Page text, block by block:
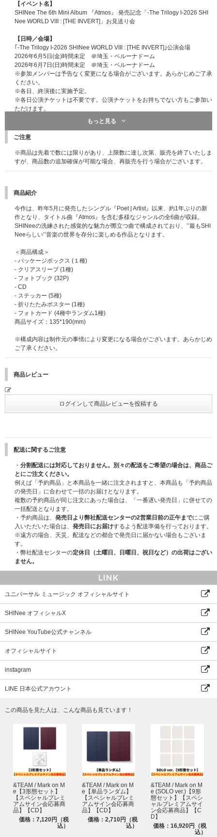
【イベント名】
SHINee The 6th Mini Album 『Atmos』 発売記念「-The Trilogy I-2026 SHI
Nee WORLD VIII : [THE INVERT]」お見送り会
【日時／会場】
｢-The Trilogy I-2026 SHINee WORLD VIII : [THE INVERT]｣公演会場
2026年6月5日(金)時間未定 ＠埼玉・ベルーナドーム
2026年6月7日(日)時間未定 ＠埼玉・ベルーナドーム
※参加メンバーは予告なく変更になる場合がございます。あらかじめご了承
ください。
※各日、終演後に実施予定。
※各日公演チケットは不要です。公演チケットをお持ちでない方もご参加い
ただけます。
2026年6月5日(金) 300名様
【販売期間とシリアルコード通知日時】
⇒シリアルコード通知日時：5月25日(月)20:00以降順次
【シリアルコード通知方法】
※「お見送り会応募抽選シリアルコード」は、UNIVERSAL MUSIC STORE
のマイページ内、お知らせ欄でご案内いたします。
※対象商品1点ご購入につき、「お見送り会応募抽選シリアルコード」を１
点差し上げます。全7形態10種セット購入の場合は「お見送り会応募抽選シ
リアルコード」を13点差し上げます。
※ご注文いただいた対象商品に応じた点数分の「お見送り会応募抽選シリア
ルコード」をお知らせいたします。
※ご案内するお見送り会応募抽選シリアルコードを使用して、応募期間内に
お客様ご自身でご応募いただく必要がございます。ご応募いただかないと抽
選申込完了にはなりませんのでご注意ください。
※いかなる理由においても、「お見送り会応募抽選シリアルコード」の再発
行はいたしません。ご注意ください。
※退会されると、マイページおよび「シリアルコード」が削除され復元でき
ませんのでご注意ください。
マイページ通知についてはこちら
SHINee The 6th Mini Album『Atmos』
2026年7月3日(金)～順次お届け予定
2026年5月20日(水)18:00～ 2026年５月26日(火)23:59まで
もってご応募ください。
【応募方法】
シリアルコード付き対象商品1枚ご予約購入につき、シリアルコード1点を
差し上げます。ご予約購入時にデジタルで配布されるシリアルコード1点に
つき1回の応募が可能です。特典会の日程を選択いただき、ご応募いただけ
ます。
■応募受付は
こちら
※「シリアルコード付き」と記載のある商品を選んでご購入ください。通常
商品をご購入いただいても応募抽選の対象にはなりません。
※対象商品は数に限りがございます。各上限に達し次第販売期間内でも予約
受付終了となりますので、ぜひお早めにご予約ください。
※「シリアルコード付き」商品のお支払方法は、事前決済のみとなります。
決済方法は各サイトによって異なります。ご希望のサイトでご確認くださ
※特典の応募状況、抽選方法、また当選などに関するお問い合わせは一切お
受けいたしません。
【当選発表】
2026年6月2日(火)12:00以降予定
【特典会に関する注意事項】※必ずご一読ください
※ご本人様確認は公演開始時間前におこないます。公演チケットをお持ちで
ご本人様確認をせず終演後のイベントのみご参加いただくことは出来かねま
すので予めご了承ください。
①デジタルチケット(必ずログインして表示ください。スクリーンショット
②ご本人様確認書類
ご応募の際はデジタルチケット、ご本人様確認書類の記載の相違がないよ
う、必ずイベントに参加されるご本人様ご自身でご応募ください。なお、イ
ベント応募情報とデジタルチケットご本人様確認書類の記載内容が異なる場
※［ご本人様確認書類］は
コチラからご確認ください
※シリアルコードはイベント応募にのみ有効です。
※いかなる理由においても、シリアルコードの再発行はいたしません。
※シリアルコードを複数お持ちの場合は、複数応募が可能です。異なる公演
日程であれば重複当選となる場合がございます。
※本企画は後日追加販売を行う可能性がございます。販売を行う場合に限
もっと見る
ご注意
※商品は先着で数には限りがあり、上限数に達し次第、販売を終了いたしま
すが、商品数の追加確保が可能な場合、再販売を行う場合がございます。
商品紹介
今作は、昨年5月に発売したシングル『Poet | Artist』以来、約1年ぶりの新
作となり、タイトル曲『Atmos』を含む多様なジャンルの全6曲が収録。
SHINeeの洗練された感覚的な魅力が際立つ曲で構成されており、’’最もSHI
Neeらしい’’音楽の世界を存分に楽しめる作品となります。
＜商品構成＞
- パッケージボックス (１種)
- クリアスリーブ (1種)
- フォトブック (32P)
- CD
- ステッカー (5種)
- 折りたたみポスター (1種)
- フォトカード (4種中ランダム1種)
商品サイズ：135*190(mm)
※構成内容は制作元の事情により変更になる場合がございます。あらかじめ
ご了承ください。
商品レビュー
配送に関するご注意
・ 分割配送には対応しておりません。別々の配送をご希望の場合は、商品ご
とにご注文ください。
例えば「予約商品」と本商品を一緒に注文されますと、本商品も「予約商品
の発売日」に合わせて一括のお届けとなります。
複数の予約商品が同じ注文にあった場合は、「一番遅い発売日」に併せての
一括配送となります。
・予約商品は、 発売日より弊社配送センターの2営業日前の正午までにご購
入いただいた場合は、 発売日にお届けするよう配送準備を行っております。
※遠方の場合、天災、配送などの都合で発売日に届かない場合もございま
す。
・弊社配送センターの定休日（土曜日、日曜日、祝日など）の出荷はござい
ません。
LINK
ユニバーサル ミュージック オフィシャルサイト
SHINee オフィシャルX
SHINee YouTube公式チャンネル
オフィシャルサイト
instagram
LINE 日本公式アカウント
この商品を見た人は、こんな商品も見ています！
&TEAM / Mark on M
e【3形態セット】
【スペシャルプレミ
アムサイン会応募商
品】【CD】
価格：7,120円（税
込）
&TEAM / Mark on M
e【単品ランダム】
【スペシャルプレミ
アムサイン会応募商
品】【CD】
価格：2,710円（税
込）
&TEAM / Mark on M
e (SOLO ver.)【9形
態セット】【スペシ
ャルプレミアムサイ
ン会応募商品】【C
D】
価格：16,920円（税
込）